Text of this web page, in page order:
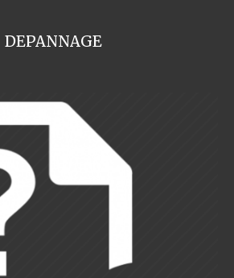
DEPANNAGE